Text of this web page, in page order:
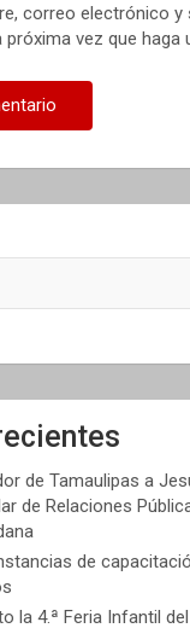
correo electrónico y
próxima vez que haga
de Tamaulipas a
de Relaciones
de
la 4.ª Feria Infantil